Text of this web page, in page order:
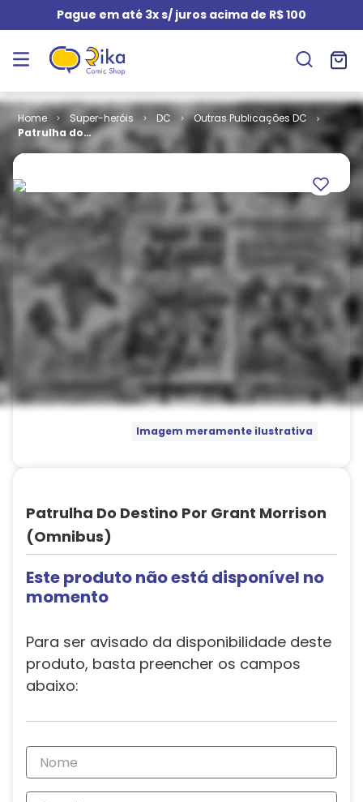
Pague em até 3x s/ juros acima de R$ 100
Super-heróis DC
Outras Publicações DC
Patrulha do
Destino por
Morrison
(Omnibus)
Imagem meramente ilustrativa
Patrulha Do Destino Por Grant Morrison
(Omnibus)
Este produto não está disponível no
momento
Para ser avisado da disponibilidade deste
produto, basta preencher os campos
abaixo: